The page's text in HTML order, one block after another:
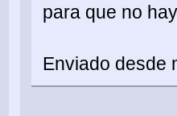
para que no
Enviado desde